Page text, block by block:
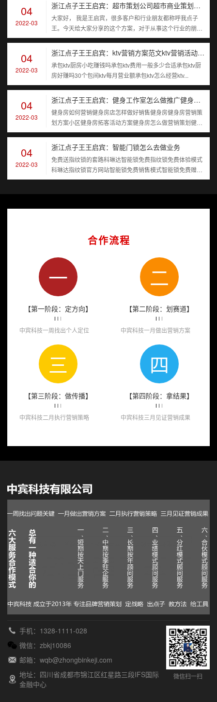
04
2022-03
浙江点子王王启宾：超市策划公司超市商业策划书【超市方案】建立一个超市的顾客群
大家好， 我是王启宾，很多客户和行业朋友都称呼我点子
王。今天给大家分享的这个方案，对于从事这个行业的朋友
来说，如果你们用...
04
2022-03
浙江点子王王启宾：ktv营销方案范文ktv营销活动策划方案ktv市场营销策划方案
承包ktv厨房小吃赚钱吗承包ktv费用一般多少合适承包ktv厨
房好赚吗30个包间ktv每月营业额承包ktv怎么经营ktv...
04
2022-03
浙江点子王王启宾：健身工作室怎么做推广健身吸引人的优惠活动健身活动主题名称
健身房如何营销健身房店怎样做好销售健身房健身房营销策
划方案小区健身房拓客活动方案健身房怎么做营销策划健身
房营销文案
04
2022-03
浙江点子王王启宾：智能门锁怎么去做业务
免费送指纹锁的套路科琳达智能锁免费指纹锁免费体验模式
科琳达指纹锁官方网站智能锁免费销售模式智能锁免费赠送
商业模式
合作流程
一
【第一阶段：定方向】
中宾科技一周找出个人定位
二
【第二阶段：划赛道】
中宾科技一月做出营销方案
三
【第三阶段：做传播】
中宾科技二月执行营销策略
四
【第四阶段：拿结果】
中宾科技三月见证营销成果
微信扫一扫
手机：1328-1111-028
微信：zbkj10086
邮箱：wqb@zhongbinkeji.com
地址：四川省成都市锦江区红星路三段IFS国际
金融中心